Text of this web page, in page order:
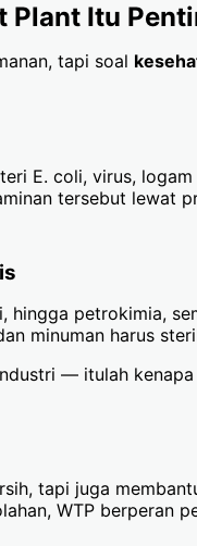
Plant Itu
tapi soal
E. coli, virus,
tersebut lewat
hingga petrokimia,
minuman harus
— itulah
tapi juga
WTP berperan